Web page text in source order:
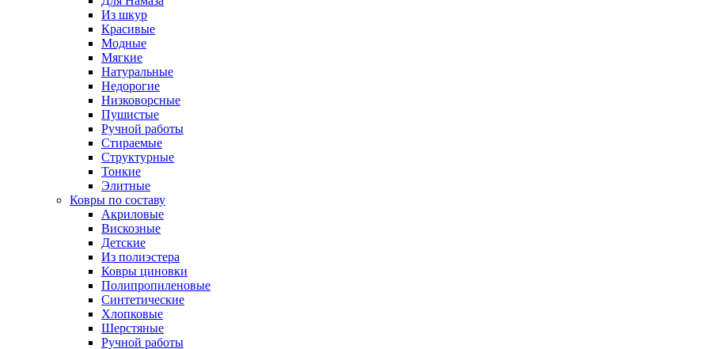
Из шкур
Красивые
Модные
Мягкие
Натуральные
Недорогие
Низковорсные
Пушистые
Ручной работы
Стираемые
Структурные
Тонкие
Элитные
Ковры по составу
Акриловые
Вискозные
Детские
Из полиэстера
Ковры циновки
Полипропиленовые
Синтетические
Хлопковые
Шерстяные
Ручной работы